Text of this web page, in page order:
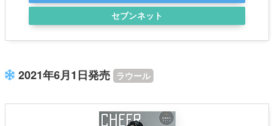
セブンネット
2021年6月1日発売 ラウール